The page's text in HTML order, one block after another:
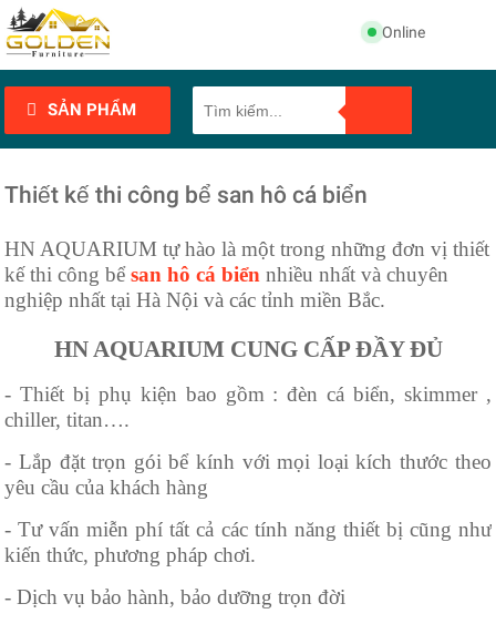
Online
SẢN PHẨM
Thiết kế thi công bể san hô cá biển
HN AQUARIUM tự hào là một trong những đơn vị thiết
kế thi công bểsan hô cá biển nhiều nhất và chuyên
nghiệp nhất tại Hà Nội và các tỉnh miền Bắc.
HN AQUARIUM CUNG CẤP ĐẦY ĐỦ
- Thiết bị phụ kiện bao gồm : đèn cá biển, skimmer ,
chiller, titan….
- Lắp đặt trọn gói bể kính với mọi loại kích thước theo
yêu cầu của khách hàng
- Tư vấn miễn phí tất cả các tính năng thiết bị cũng như
kiến thức, phương pháp chơi.
- Dịch vụ bảo hành, bảo dưỡng trọn đời